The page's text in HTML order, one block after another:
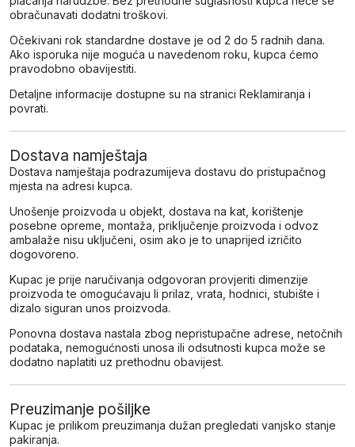
obračunavati dodatni troškovi.
Očekivani rok standardne dostave je od 2 do 5 radnih dana.
Ako isporuka nije moguća u navedenom roku, kupca ćemo
pravodobno obavijestiti.
Detaljne informacije dostupne su na stranici Reklamiranja i
povrati.
Dostava namještaja
Dostava namještaja podrazumijeva dostavu do pristupačnog
mjesta na adresi kupca.
Unošenje proizvoda u objekt, dostava na kat, korištenje
posebne opreme, montaža, priključenje proizvoda i odvoz
ambalaže nisu uključeni, osim ako je to unaprijed izričito
dogovoreno.
Kupac je prije naručivanja odgovoran provjeriti dimenzije
proizvoda te omogućavaju li prilaz, vrata, hodnici, stubište i
dizalo siguran unos proizvoda.
Ponovna dostava nastala zbog nepristupačne adrese, netočnih
podataka, nemogućnosti unosa ili odsutnosti kupca može se
dodatno naplatiti uz prethodnu obavijest.
Preuzimanje pošiljke
Kupac je prilikom preuzimanja dužan pregledati vanjsko stanje
pakiranja.